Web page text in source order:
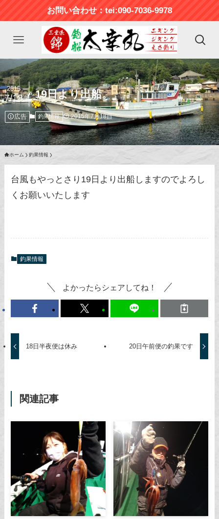
お問い合わせ：tei:090-7036-9978
19日より出船。
2015
7/18
広告 釣果情報 2015年7月18日
ホーム 釣果情報
台風もやっとさり19日より出船しますのでよろし
くお願いいたします
釣果情報
よかったらシェアしてね！
18日半夜便は休み 20日午前便の釣果です
関連記事